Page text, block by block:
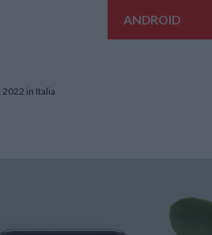
ANDROID
in Italia